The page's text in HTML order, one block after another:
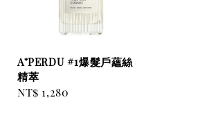
A⁺PERDU #1爆髮戶蘊絲
精萃
Regular
NT$ 1,280